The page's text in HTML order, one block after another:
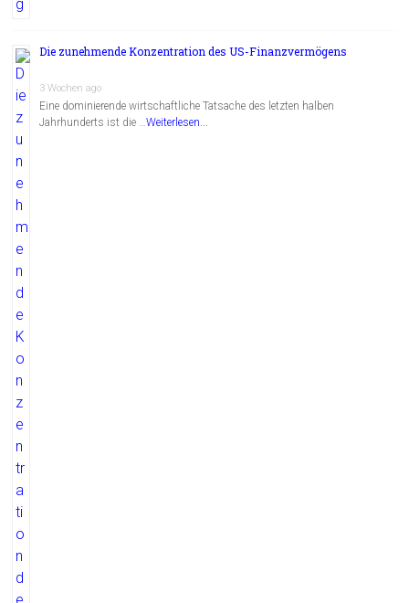
Die zunehmende Konzentration des US-Finanzvermögens
3 Wochen ago
Eine dominierende wirtschaftliche Tatsache des letzten halben
Jahrhunderts ist die …Weiterlesen...